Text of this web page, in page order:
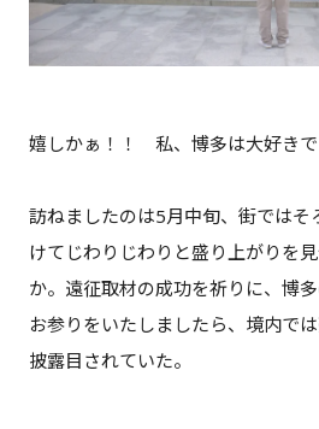
嬉しかぁ！！ 私、博多は大好きで
訪ねましたのは5月中旬、街ではそ
けてじわりじわりと盛り上がりを
か。遠征取材の成功を祈りに、博
お参りをいたしましたら、境内で
披露目されていた。